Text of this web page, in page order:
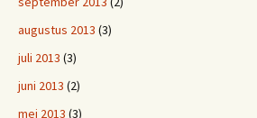
augustus 2013 (3)
juli 2013 (3)
juni 2013 (2)
mei 2013 (3)